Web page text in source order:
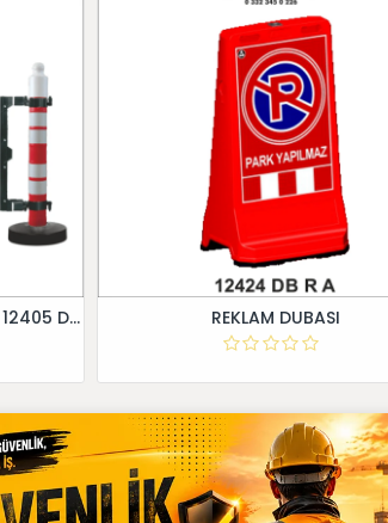
DUBALI UYARI LEVHALI BARİYER 12405 DB R REKLAM DUBASI